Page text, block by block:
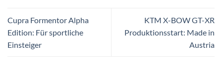
Cupra Formentor Alpha
Edition: Für sportliche
Einsteiger
KTM X-BOW GT-XR
Produktionsstart: Made in
Austria